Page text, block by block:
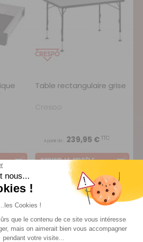
Table rectangulaire grise
Crespo
A partir de : 239,95 €TTC
CHOISIR LE MODÈLE